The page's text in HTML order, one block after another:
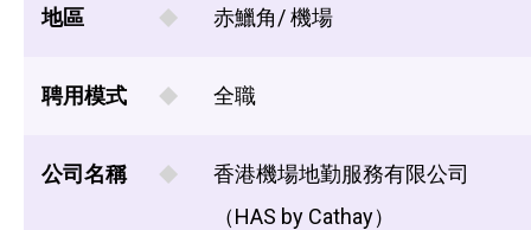
地區 赤鱲角/ 機場
聘用模式 全職
公司名稱
香港機場地勤服務有限公司
（HAS by Cathay）